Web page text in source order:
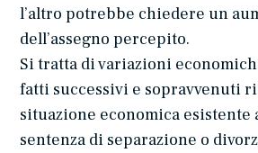
l’altro potrebbe chiedere un
dell’assegno percepito.
Si tratta di variazioni
fatti successivi e sopravvenuti
situazione economica esistente
sentenza di separazione o